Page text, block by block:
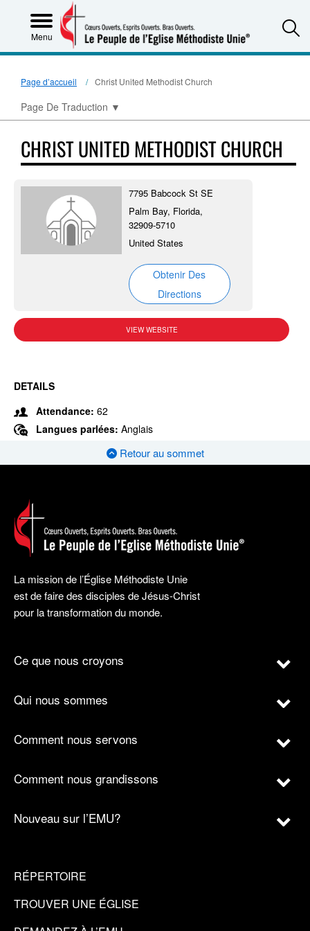
Menu
Page d’accueil Christ United Methodist Church
Page De Traduction ▼
CHRIST UNITED METHODIST CHURCH
7795 Babcock St SE
Palm Bay, Florida,
32909-5710
United States
Obtenir Des
Directions
VIEW WEBSITE
DETAILS
Attendance: 62
Langues parlées: Anglais
Retour au sommet
La mission de l’Église Méthodiste Unie
est de faire des disciples de Jésus-Christ
pour la transformation du monde.
Ce que nous croyons
Qui nous sommes
Comment nous servons
Comment nous grandissons
Nouveau sur l’EMU?
RÉPERTOIRE
TROUVER UNE ÉGLISE